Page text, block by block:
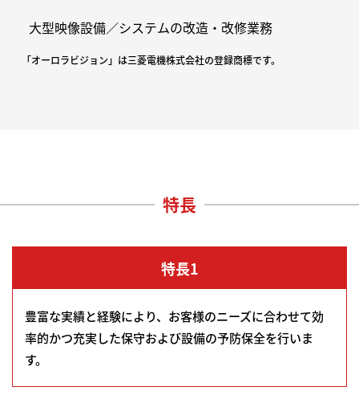
大型映像設備／システムの改造・改修業務
「オーロラビジョン」は三菱電機株式会社の登録商標です。
特長
特長1
豊富な実績と経験により、お客様のニーズに合わせて効
率的かつ充実した保守および設備の予防保全を行いま
す。